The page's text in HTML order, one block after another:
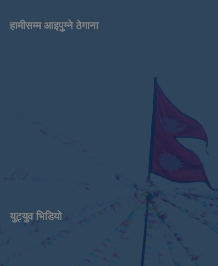
हामीसम्म आइपुग्ने ठेगाना
युट्युव भिडियाे